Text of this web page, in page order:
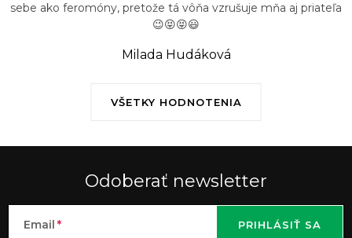
VŠETKY HODNOTENIA
sebe ako feromóny, pretože tá vôňa vzrušuje mňa aj priateľa
😉😝😝😃
Milada Hudáková
Odoberať newsletter
Email PRIHLÁSIŤ SA